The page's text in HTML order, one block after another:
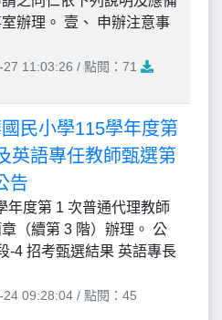
辦理。 壹、 申辦注意事
11:03:26 / 點閱：71
民小學115學年度第
英語專任教師甄選第
告
年度第 1 次普通代理教師
（續第 3 階）辦理。 公
-4 招考甄選結果 英語專長
09:28:04 / 點閱：45